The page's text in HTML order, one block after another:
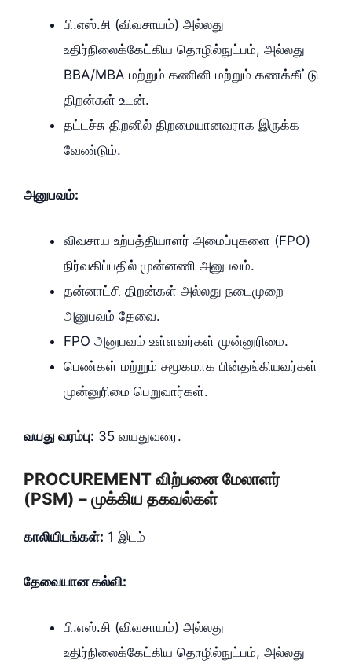
பி.எஸ்.சி (விவசாயம்) அல்லது
உதிர்நிலைக்கேட்கிய தொழில்நுட்பம், அல்லது
BBA/MBA மற்றும் கணினி மற்றும் கணக்கீட்டு
திறன்கள் உடன்.
தட்டச்சு திறனில் திறமையானவராக இருக்க
வேண்டும்.
அனுபவம்:
விவசாய உற்பத்தியாளர் அமைப்புகளை (FPO)
நிர்வகிப்பதில் முன்னணி அனுபவம்.
தன்னாட்சி திறன்கள் அல்லது நடைமுறை
அனுபவம் தேவை.
FPO அனுபவம் உள்ளவர்கள் முன்னுரிமை.
பெண்கள் மற்றும் சமூகமாக பின்தங்கியவர்கள்
முன்னுரிமை பெறுவார்கள்.
வயது வரம்பு: 35 வயதுவரை.
PROCUREMENT விற்பனை மேலாளர்
(PSM) – முக்கிய தகவல்கள்
காலியிடங்கள்: 1 இடம்
தேவையான கல்வி:
பி.எஸ்.சி (விவசாயம்) அல்லது
உதிர்நிலைக்கேட்கிய தொழில்நுட்பம், அல்லது